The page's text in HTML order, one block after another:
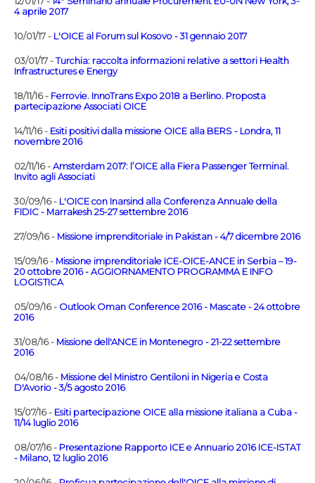
4 aprile 2017
10/01/17 - L'OICE al Forum sul Kosovo - 31 gennaio 2017
03/01/17 - Turchia: raccolta informazioni relative a settori Health
Infrastructures e Energy
18/11/16 - Ferrovie. InnoTrans Expo 2018 a Berlino. Proposta
partecipazione Associati OICE
14/11/16 - Esiti positivi dalla missione OICE alla BERS - Londra, 11
novembre 2016
02/11/16 - Amsterdam 2017: l’OICE alla Fiera Passenger Terminal.
Invito agli Associati
30/09/16 - L'OICE con Inarsind alla Conferenza Annuale della
FIDIC - Marrakesh 25-27 settembre 2016
27/09/16 - Missione imprenditoriale in Pakistan - 4/7 dicembre 2016
15/09/16 - Missione imprenditoriale ICE-OICE-ANCE in Serbia – 19-
20 ottobre 2016 - AGGIORNAMENTO PROGRAMMA E INFO
LOGISTICA
05/09/16 - Outlook Oman Conference 2016 - Mascate - 24 ottobre
2016
31/08/16 - Missione dell'ANCE in Montenegro - 21-22 settembre
2016
04/08/16 - Missione del Ministro Gentiloni in Nigeria e Costa
D'Avorio - 3/5 agosto 2016
15/07/16 - Esiti partecipazione OICE alla missione italiana a Cuba -
11/14 luglio 2016
08/07/16 - Presentazione Rapporto ICE e Annuario 2016 ICE-ISTAT
- Milano, 12 luglio 2016